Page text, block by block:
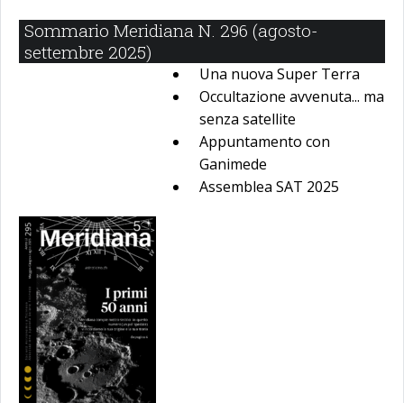
Sommario Meridiana N. 296 (agosto-
settembre 2025)
Una nuova Super Terra
Occultazione avvenuta... ma
senza satellite
Appuntamento con
Ganimede
Assemblea SAT 2025